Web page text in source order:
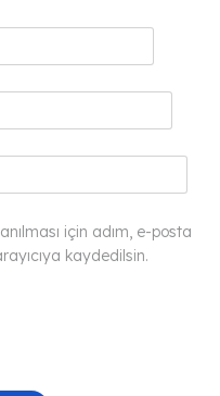
için adım, e-posta
kaydedilsin.